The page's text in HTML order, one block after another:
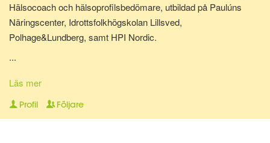
Hälsocoach och hälsoprofilsbedömare, utbildad på Paulúns
Näringscenter, Idrottsfolkhögskolan Lillsved,
Polhage&Lundberg, samt HPI Nordic.
Har själv gjort stora livsstilsförändringar för ganska många år
sedan, bl.a. inom kost, motion och andlighet. Gillar att laga
hälsosam mat och att röra på mig - Då mår jag extra bra! Jag
...
Läs mer
Profil Följare